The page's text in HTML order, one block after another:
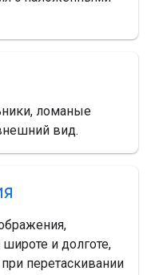
ломаные
вид.
и долготе,
перетаскивании